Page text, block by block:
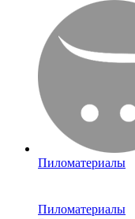
Пиломатериалы
Пиломатериалы